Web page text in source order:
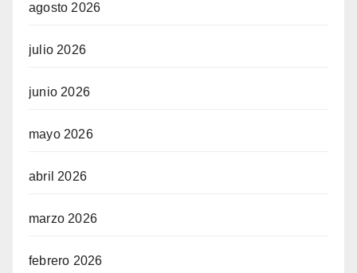
agosto 2026
julio 2026
junio 2026
mayo 2026
abril 2026
marzo 2026
febrero 2026